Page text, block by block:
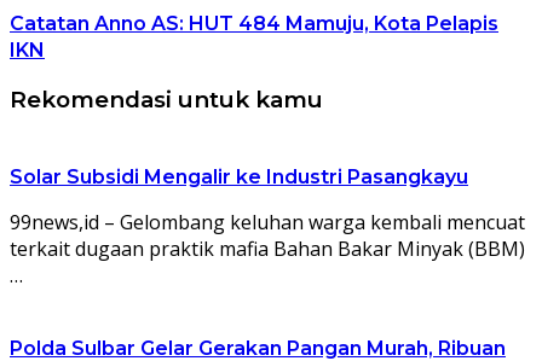
Catatan Anno AS: HUT 484 Mamuju, Kota Pelapis
IKN
Rekomendasi untuk kamu
Solar Subsidi Mengalir ke Industri Pasangkayu
99news,id – Gelombang keluhan warga kembali mencuat
terkait dugaan praktik mafia Bahan Bakar Minyak (BBM)
…
Polda Sulbar Gelar Gerakan Pangan Murah, Ribuan